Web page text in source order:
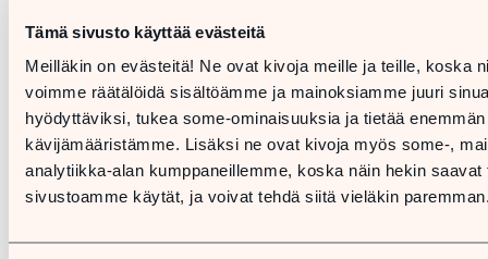
Tämä sivusto käyttää evästeitä
Meilläkin on evästeitä! Ne ovat kivoja meille ja teille, koska
voimme räätälöidä sisältöämme ja mainoksiamme juuri
hyödyttäviksi, tukea some-ominaisuuksia ja tietää enemmän
kävijämääristämme. Lisäksi ne ovat kivoja myös some-,
analytiikka-alan kumppaneillemme, koska näin hekin saavat
sivustoamme käytät, ja voivat tehdä siitä vieläkin